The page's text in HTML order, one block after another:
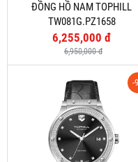
ĐỒNG HỒ NAM TOPHILL
TW081G.PZ1658
6,255,000 đ
6,950,000 đ
-